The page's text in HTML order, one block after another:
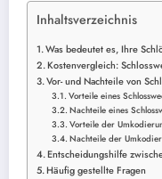
Inhaltsverzeichnis
Was bedeutet es, Ihre
Kostenvergleich:
Vor- und Nachteile von
Vorteile eines
Nachteile eines
Vorteile der
Nachteile der
Entscheidungshilfe
Häufig gestellte Fragen